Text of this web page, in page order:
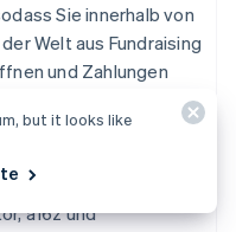
Sie innerhalb von
Welt aus Fundraising
und Zahlungen
Unternehmen an, die
Start-ups, die von
a16z und
but it looks like